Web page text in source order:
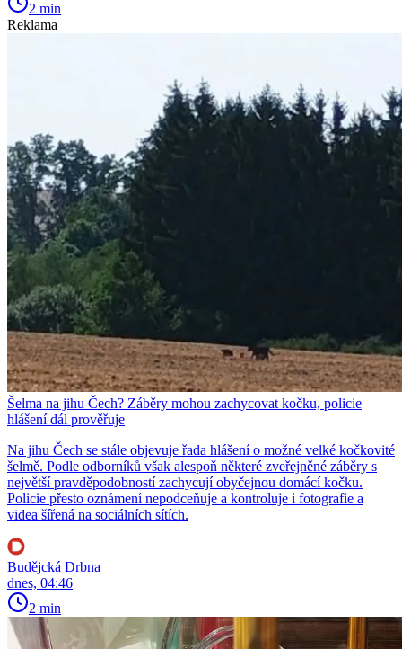
2 min
Reklama
Šelma na jihu Čech? Záběry mohou zachycovat kočku, policie
hlášení dál prověřuje
Na jihu Čech se stále objevuje řada hlášení o možné velké kočkovité
šelmě. Podle odborníků však alespoň některé zveřejněné záběry s
největší pravděpodobností zachycují obyčejnou domácí kočku.
Policie přesto oznámení nepodceňuje a kontroluje i fotografie a
videa šířená na sociálních sítích.
Budějcká Drbna
dnes, 04:46
2 min